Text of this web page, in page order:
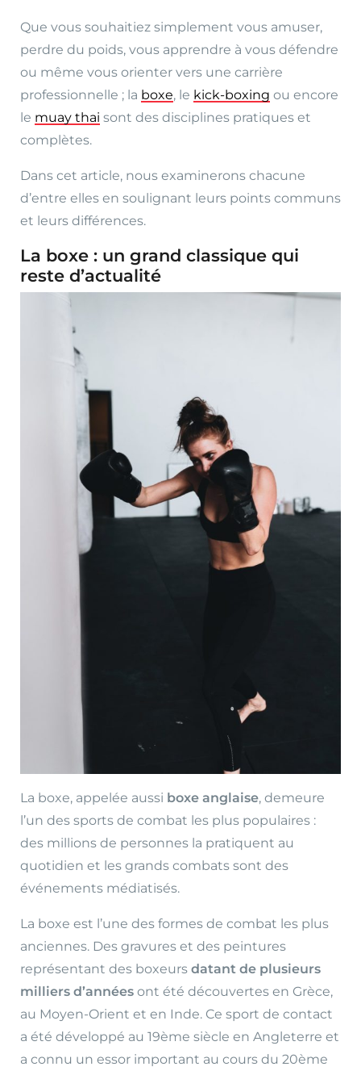
Que vous souhaitiez simplement vous amuser,
perdre du poids, vous apprendre à vous défendre
ou même vous orienter vers une carrière
professionnelle ; la boxe, le kick-boxing ou encore
le muay thai sont des disciplines pratiques et
complètes.
Dans cet article, nous examinerons chacune
d’entre elles en soulignant leurs points communs
et leurs différences.
La boxe : un grand classique qui
reste d’actualité
La boxe, appelée aussi boxe anglaise, demeure
l’un des sports de combat les plus populaires :
des millions de personnes la pratiquent au
quotidien et les grands combats sont des
événements médiatisés.
La boxe est l’une des formes de combat les plus
anciennes. Des gravures et des peintures
représentant des boxeurs datant de plusieurs
milliers d’années ont été découvertes en Grèce,
au Moyen-Orient et en Inde. Ce sport de contact
a été développé au 19ème siècle en Angleterre et
a connu un essor important au cours du 20ème